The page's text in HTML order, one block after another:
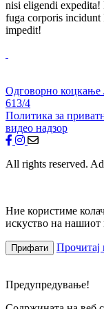
nisi eligendi expedita!
fuga corporis incidunt
impedit!
Одговорно коцкање
613/4
Политика за
видео надзор
All rights reserved.
Ние користиме
искуство на нашиот
Прифати Прочитај
Предупредување!